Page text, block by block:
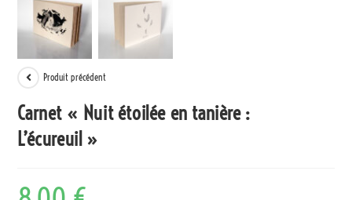
Produit précédent
Carnet « Nuit étoilée en tanière :
L’écureuil »